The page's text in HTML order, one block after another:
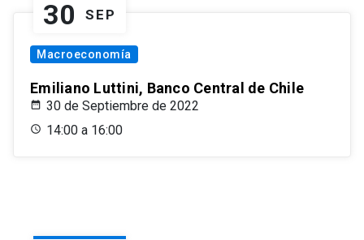
30 SEP
Macroeconomía
Emiliano Luttini, Banco Central de Chile
30 de Septiembre de 2022
14:00 a 16:00